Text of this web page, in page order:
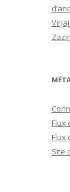
Flux
Flux
Site